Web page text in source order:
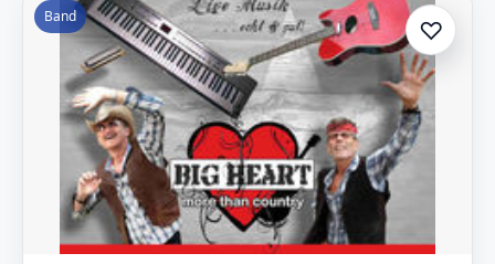
Band ♡Zur